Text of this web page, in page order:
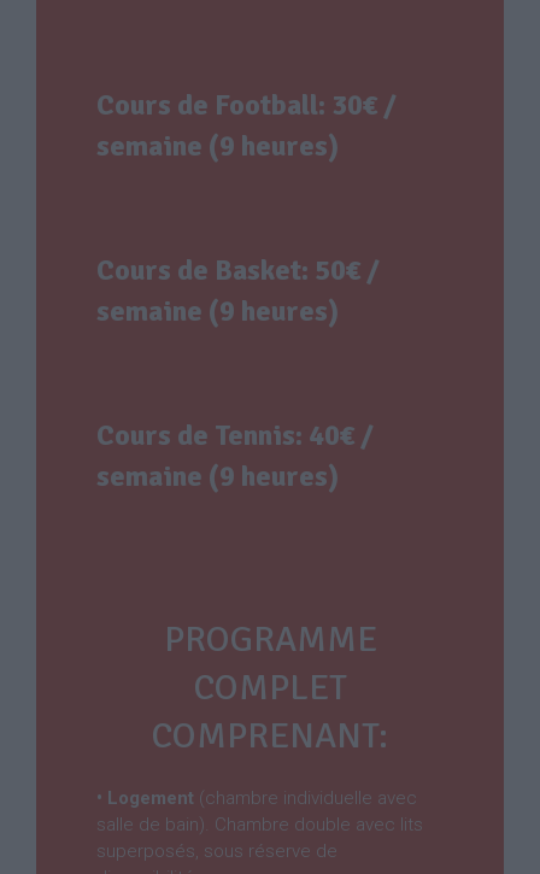
Cours de Football: 30€ /
semaine (9 heures)
Cours de Basket: 50€ /
semaine (9 heures)
Cours de Tennis: 40€ /
semaine (9 heures)
PROGRAMME
COMPLET
COMPRENANT:
• Logement (chambre individuelle avec
salle de bain). Chambre double avec lits
superposés, sous réserve de